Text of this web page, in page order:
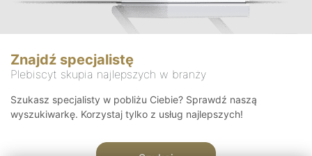
Znajdź specjalistę
Plebiscyt skupia najlepszych w branży
Szukasz specjalisty w pobliżu Ciebie? Sprawdź naszą
wyszukiwarkę. Korzystaj tylko z usług najlepszych!